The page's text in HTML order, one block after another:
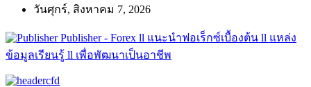
วันศุกร์, สิงหาคม 7, 2026
Publisher - Forex ll แนะนำฟอเร็กซ์เบื้องต้น ll แหล่ง
ข้อมูลเรียนรู้ ll เพื่อพัฒนาเป็นอาชีพ